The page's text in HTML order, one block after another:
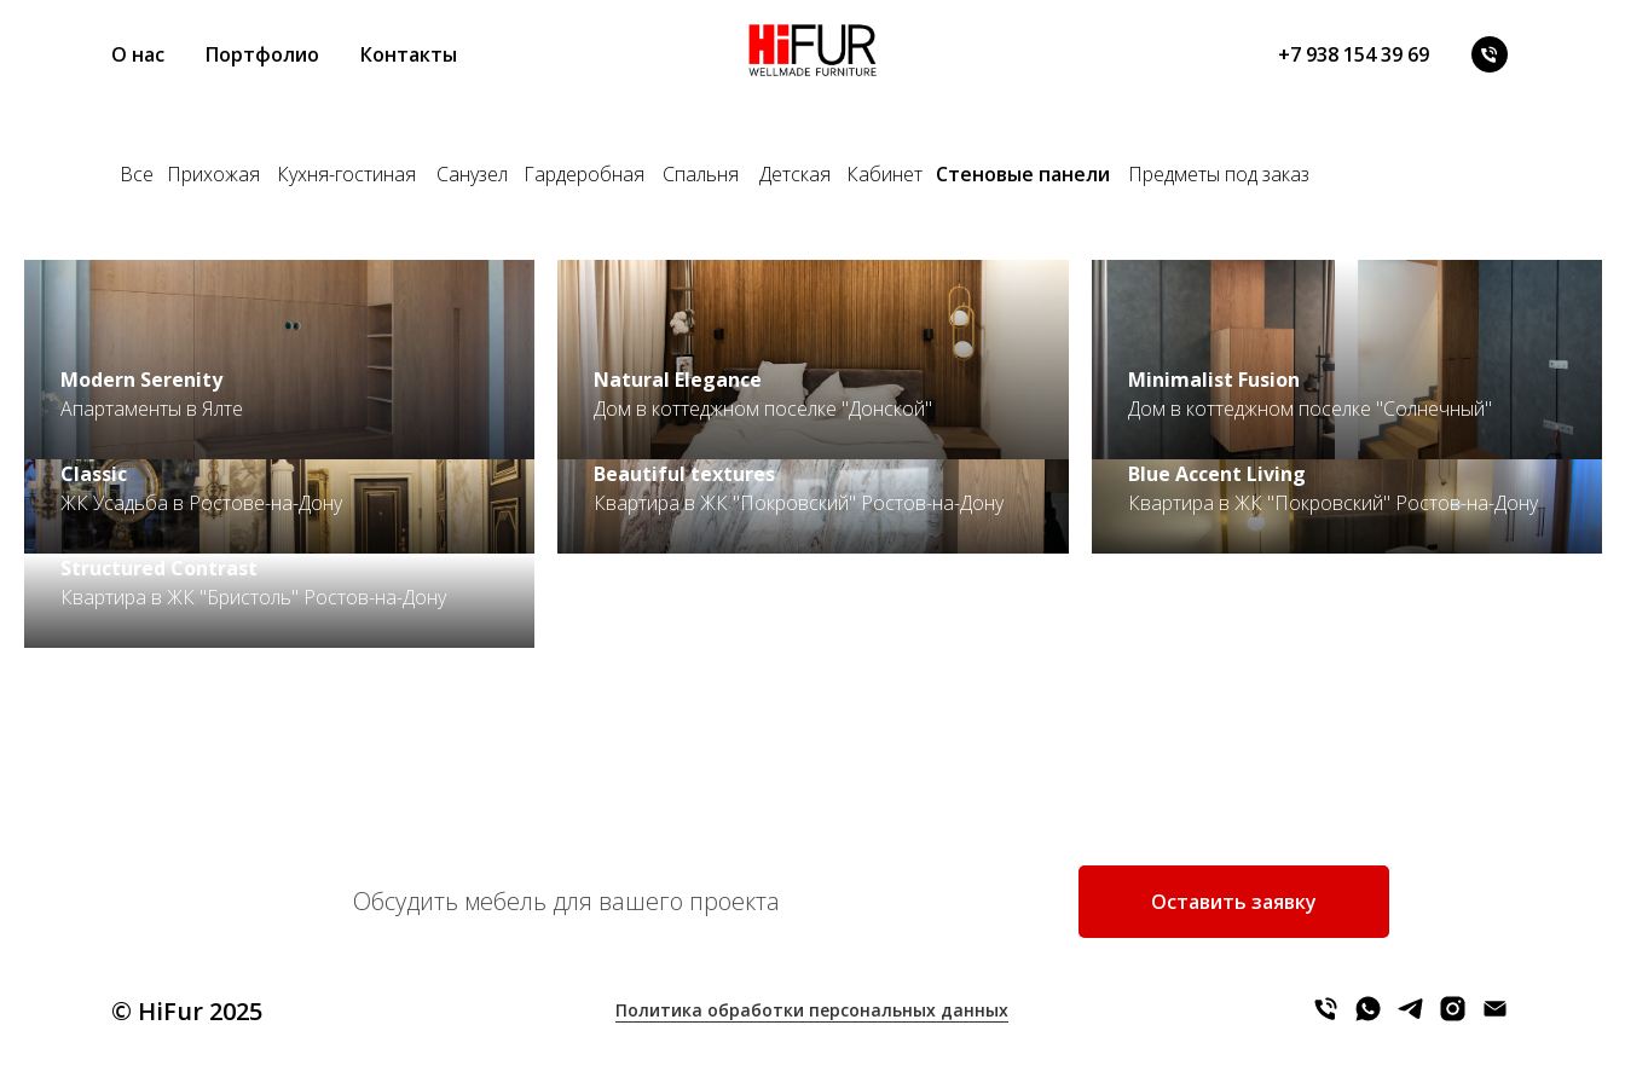
О нас Портфолио Контакты +7 938 154 39 69
Все Спальня
Прихожая Кухня-гостиная Стеновые панели
Санузел Гардеробная Детская Предметы под заказ
Кабинет
Modern Serenity
Апартаменты в Ялте
.
Natural Elegance
Дом в коттеджном поселке "Донской"
Minimalist Fusion
Дом в коттеджном поселке "Солнечный"
Classic
ЖК Усадьба в Ростове-на-Дону
Beautiful textures
Квартира в ЖК "Покровский" Ростов-на-Дону
Blue Accent Living
Квартира в ЖК "Покровский" Ростов-на-Дону
Structured Contrast
Квартира в ЖК "Бристоль" Ростов-на-Дону
Обсудить мебель для вашего проекта Оставить заявку
© HiFur 2025 Политика обработки персональных данных